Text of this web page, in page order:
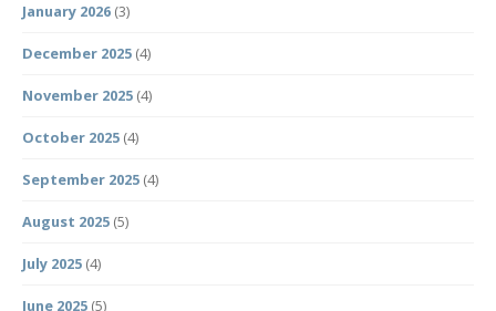
January 2026 (3)
December 2025 (4)
November 2025 (4)
October 2025 (4)
September 2025 (4)
August 2025 (5)
July 2025 (4)
June 2025 (5)